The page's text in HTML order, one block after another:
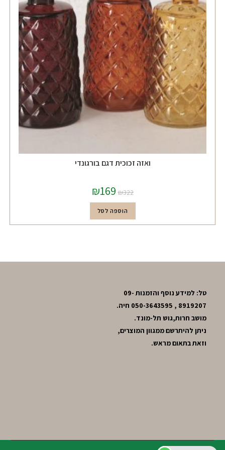
ואזה זכוכית דגם בורגונדי
₪322
₪169
הוספה לסל
טל: למידע נוסף והזמנות 09-
8919207 , 050-3643595 חיה.
מושב חרות,גוש תל-מונד.
ניתן להיתרשם ממגוון המוצרים,
וזאת בתאום מראש.